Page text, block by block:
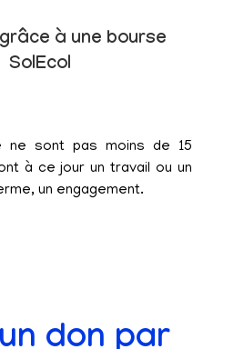
à une bourse
SolEcol
ne sont pas moins de 15
à ce jour un travail ou un
un engagement.